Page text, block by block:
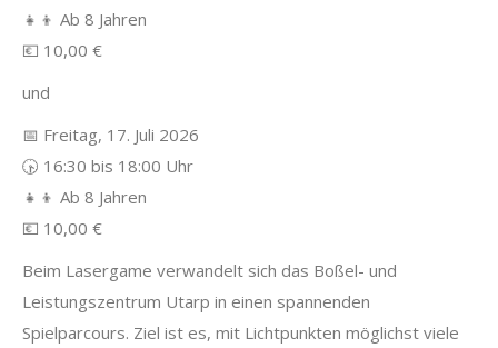
👧👦 Ab 8 Jahren
💶 10,00 €
und
📅 Freitag, 17. Juli 2026
🕟 16:30 bis 18:00 Uhr
👧👦 Ab 8 Jahren
💶 10,00 €
Beim Lasergame verwandelt sich das Boßel- und
Leistungszentrum Utarp in einen spannenden
Spielparcours. Ziel ist es, mit Lichtpunkten möglichst viele